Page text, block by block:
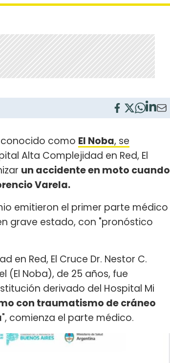
como El Noba, se
Alta Complejidad en Red, El
un accidente en moto cuando
Varela.
emitieron el primer parte médico
grave estado, con "pronóstico
en Red, El Cruce Dr. Nestor C.
(El Noba), de 25 años, fue
derivado del Hospital Mi
con traumatismo de cráneo
", comienza el parte médico.